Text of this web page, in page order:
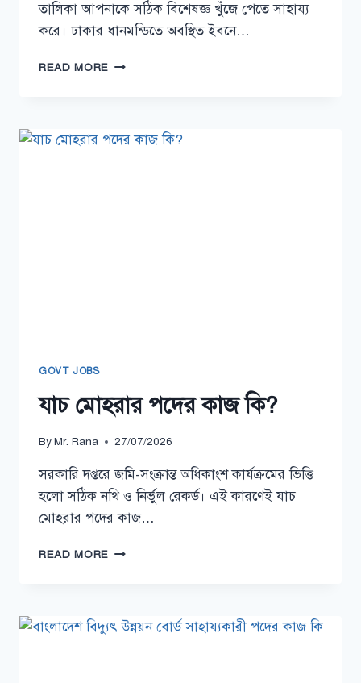
তালিকা আপনাকে সঠিক বিশেষজ্ঞ খুঁজে পেতে সাহায্য
করে। ঢাকার ধানমন্ডিতে অবস্থিত ইবনে…
READ MORE ইবনে
ডাক্তার
ঢাকা
GOVT JOBS
যাচ মোহরার পদের কাজ কি?
ByMr. Rana 27/07/2026
সরকারি দপ্তরে জমি-সংক্রান্ত অধিকাংশ কার্যক্রমের ভিত্তি
হলো সঠিক নথি ও নির্ভুল রেকর্ড। এই কারণেই যাচ
মোহরার পদের কাজ…
READ MORE যাচ
কি?